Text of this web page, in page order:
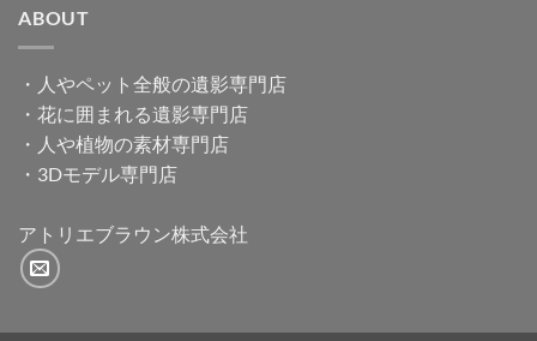
ABOUT
・ 人やペット全般の遺影専門店
・ 花に囲まれる遺影専門店
・ 人や植物の素材専門店
・ 3Dモデル専門店
アトリエブラウン株式会社